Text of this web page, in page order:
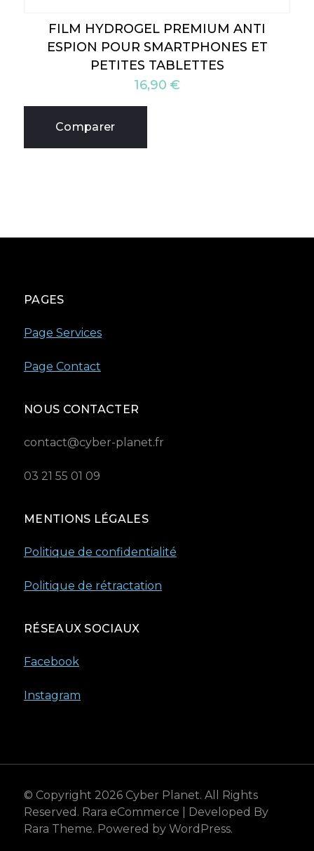
FILM HYDROGEL PREMIUM ANTI
ESPION POUR SMARTPHONES ET
PETITES TABLETTES
16,90 €
Comparer
PAGES
Page Services
Page Contact
NOUS CONTACTER
contact@cyber-planet.fr
03 21 55 01 09
MENTIONS LÉGALES
Politique de confidentialité
Politique de rétractation
RÉSEAUX SOCIAUX
Facebook
Instagram
© Copyright 2026 Cyber Planet. All Rights
Reserved. Rara eCommerce | Developed By
Rara Theme. Powered by WordPress.